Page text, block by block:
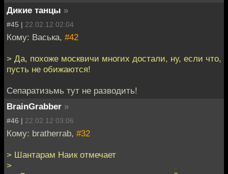
Дикие танцы »
#45 | 22.02.12 02:04
Кому: Васька, #42
> Да, похоже москвичи многих достали, ну, если что,
пусть не обижаются!
Сепаратизьмь тут не разводить!
BrainGrabber »
#46 | 22.02.12 03:06
Кому: bratherrab, #32
> Шантарам Наик отмечает
>